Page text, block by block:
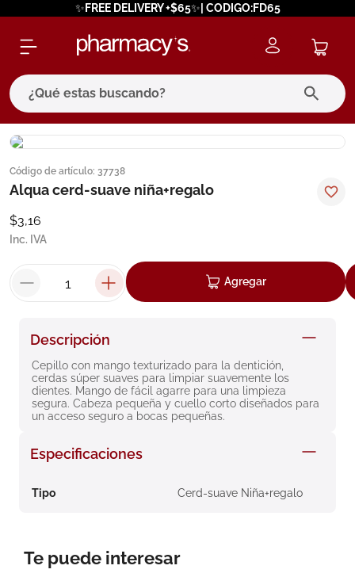
✨FREE DELIVERY +$65✨| CODIGO:FD65
¿Qué estas buscando?
Código de artículo: 37738
Alqua cerd-suave niña+regalo
$3,16
Inc. IVA
Agregar
Descripción
Cepillo con mango texturizado para la dentición,
cerdas súper suaves para limpiar suavemente los
dientes. Mango de fácil agarre para una limpieza
segura. Cabeza pequeña y cuello corto diseñados para
un acceso seguro a bocas pequeñas.
Especificaciones
Tipo Cerd-suave Niña+regalo
Te puede interesar
términos más buscados
1. eucerin
cerave
7. megacistin
8. roche posay
9. isdin